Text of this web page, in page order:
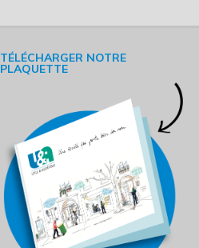
TÉLÉCHARGER NOTRE
PLAQUETTE